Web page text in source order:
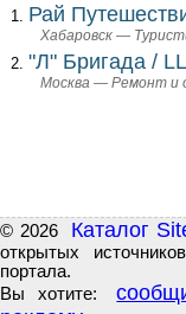
Рай
Хабаровск —
"Л" Бригада /
Москва — Ремонт и
© 2026 Каталог
открытых
портала.
Вы хотите: